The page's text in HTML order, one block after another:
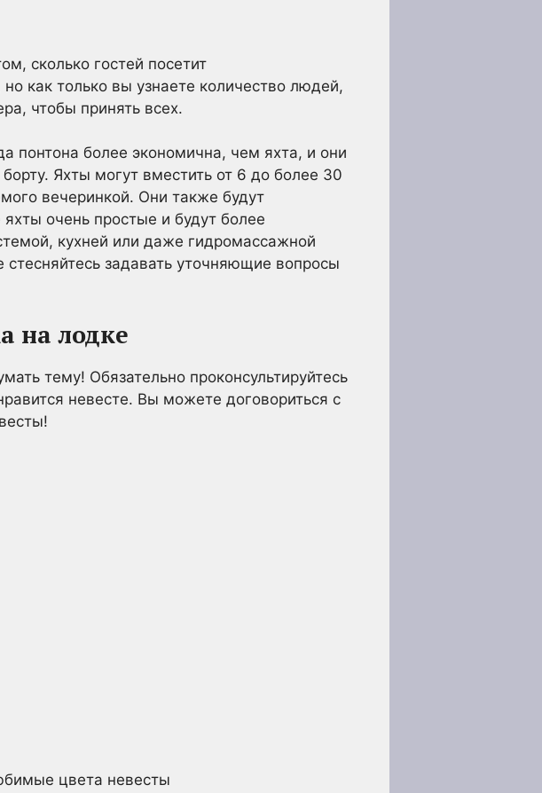
сколько гостей посетит
как только вы узнаете количество людей,
чтобы принять всех.
понтона более экономична, чем яхта, и они
Яхты могут вместить от 6 до более 30
вечеринкой. Они также будут
очень простые и будут более
кухней или даже гидромассажной
задавать уточняющие вопросы
на лодке
тему! Обязательно проконсультируйтесь
невесте. Вы можете договориться с
цвета невесты